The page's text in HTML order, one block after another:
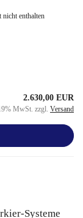
enthalten
2.630,00 EUR
MwSt. zzgl. Versand